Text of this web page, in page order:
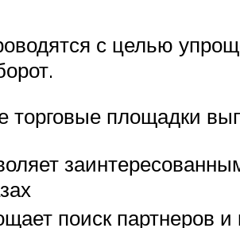
с целью
торговые площадки
поиск партнеров